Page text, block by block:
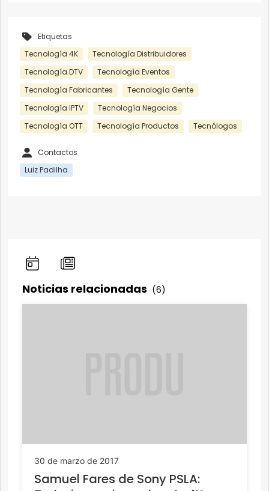
Etiquetas
Tecnología 4K
Tecnología Distribuidores
Tecnología DTV
Tecnología Eventos
Tecnología Fabricantes
Tecnología Gente
Tecnología IPTV
Tecnología Negocios
Tecnología OTT
Tecnología Productos Tecnólogos
Contactos
Luiz Padilha
Noticias relacionadas (6)
30 de marzo de 2017
Samuel Fares de Sony PSLA: